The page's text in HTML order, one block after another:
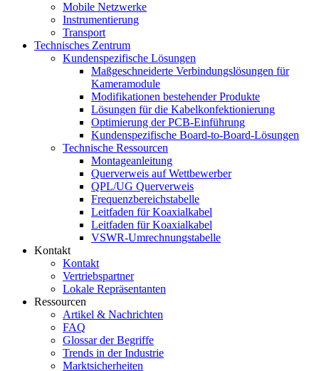
Mobile Netzwerke
Instrumentierung
Transport
Technisches Zentrum
Kundenspezifische Lösungen
Maßgeschneiderte Verbindungslösungen für
Kameramodule
Modifikationen bestehender Produkte
Lösungen für die Kabelkonfektionierung
Optimierung der PCB-Einführung
Kundenspezifische Board-to-Board-Lösungen
Technische Ressourcen
Montageanleitung
Querverweis auf Wettbewerber
QPL/UG Querverweis
Frequenzbereichstabelle
Leitfaden für Koaxialkabel
Leitfaden für Koaxialkabel
VSWR-Umrechnungstabelle
Kontakt
Kontakt
Vertriebspartner
Lokale Repräsentanten
Ressourcen
Artikel & Nachrichten
FAQ
Glossar der Begriffe
Trends in der Industrie
Marktsicherheiten